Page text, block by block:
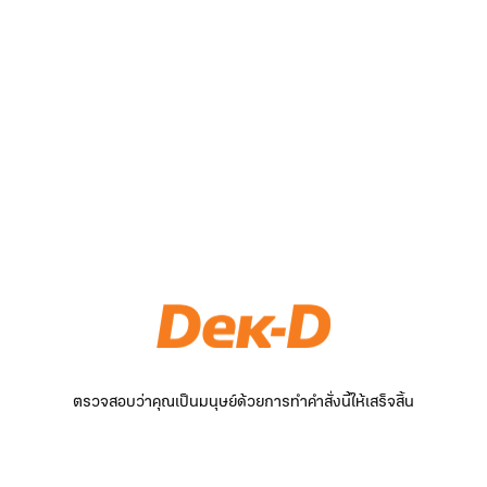
ตรวจสอบว่าคุณเป็นมนุษย์ด้วยการทำคำสั่งนี้ให้เสร็จสิ้น